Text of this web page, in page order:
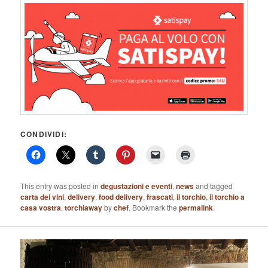
CONDIVIDI:
This entry was posted indegustazioni e eventi,newsand tagged
carta dei vini,delivery,food delivery,frascati,il torchio,il torchio a
casa vostra,torchiawaybychef. Bookmark thepermalink.